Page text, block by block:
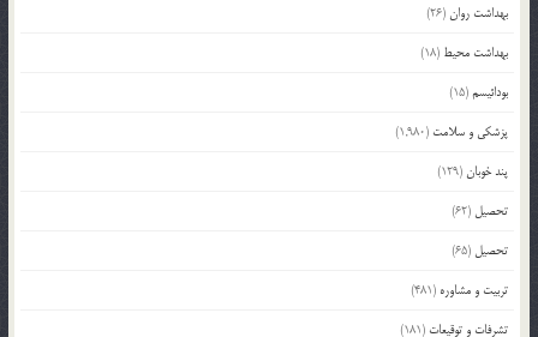
بهداشت روان(26)
بهداشت محیط (18)
بودائیسم(15)
پزشکی و سلامت (1,980)
پند خوبان(129)
تحصیل (62)
تحصیل (65)
تربیت و مشاوره (481)
تشرفات و توقیعات (181)